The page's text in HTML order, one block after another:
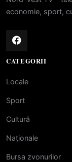
economie, sport,
CATEGORII
Locale
Sport
Cultură
Naționale
Bursa zvonurilor